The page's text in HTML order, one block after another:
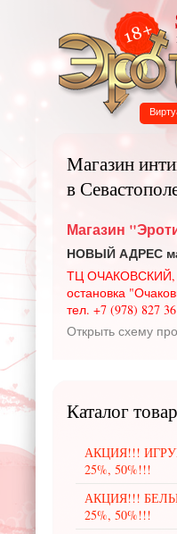
Магазин
в
Магазин
НОВЫЙ АДРЕС
ТЦ ОЧАКОВСКИЙ,
остановка
тел. +7 (978) 827
Открыть схему
Каталог
АКЦИЯ!!!
25%, 50%!!!
АКЦИЯ!!!
25%, 50%!!!